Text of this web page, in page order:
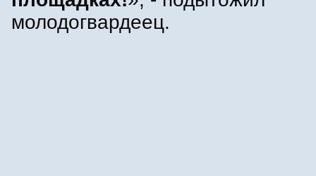
молодогвардеец.